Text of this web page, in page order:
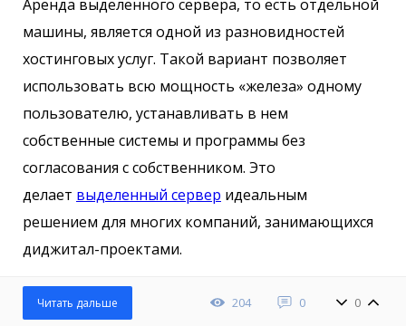
Аренда выделенного сервера, то есть отдельной
машины, является одной из разновидностей
хостинговых услуг. Такой вариант позволяет
использовать всю мощность «железа» одному
пользователю, устанавливать в нем
собственные системы и программы без
согласования с собственником. Это
делает выделенный сервер идеальным
решением для многих компаний, занимающихся
диджитал-проектами.
204 0 0
Читать дальше